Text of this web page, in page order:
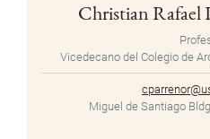
Christian Rafael
Vicedecano del Colegio de
Miguel de Santiago